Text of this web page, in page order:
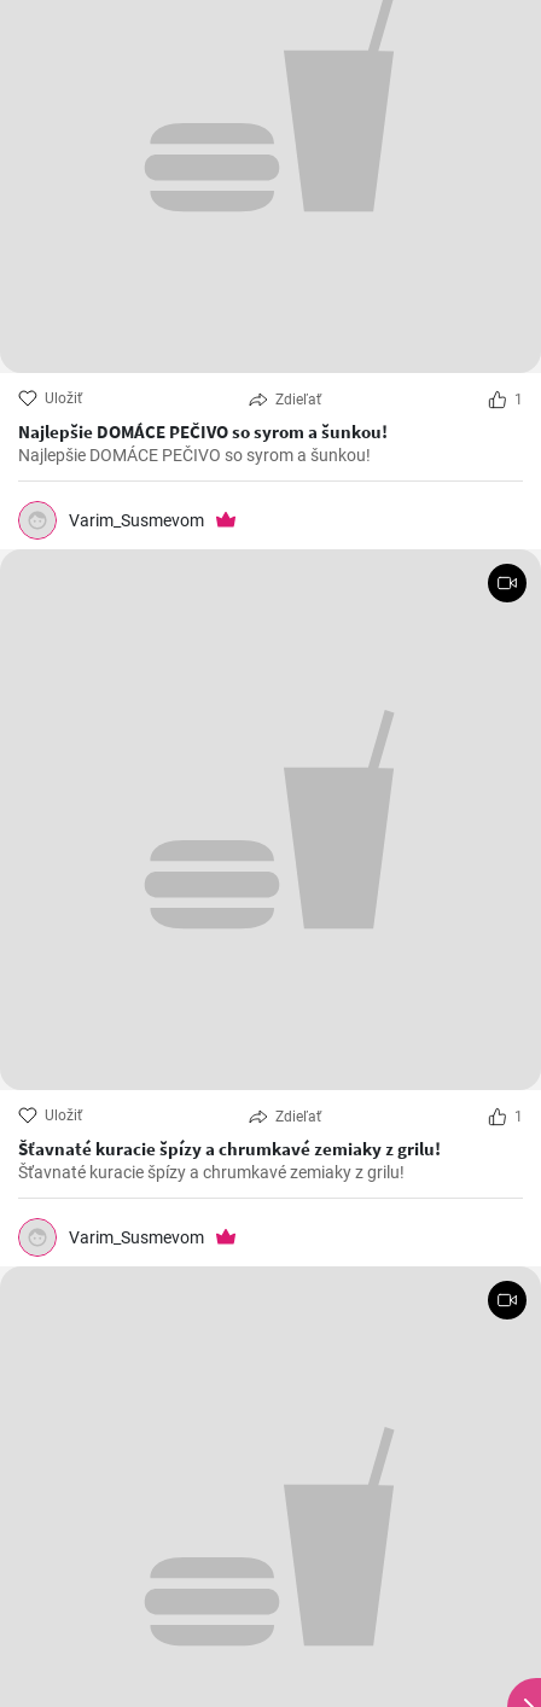
Uložiť Zdieľať 1
Najlepšie DOMÁCE PEČIVO so syrom a šunkou!
Najlepšie DOMÁCE PEČIVO so syrom a šunkou!
Varim_Susmevom
Uložiť Zdieľať 1
Šťavnaté kuracie špízy a chrumkavé zemiaky z grilu!
Šťavnaté kuracie špízy a chrumkavé zemiaky z grilu!
Varim_Susmevom